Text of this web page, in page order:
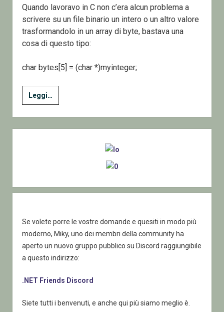
e
convertire
un
numero
stringa
Quando lavoravo in C non c’era alcun problema a
scrivere su un file binario un intero o un altro valore
trasformandolo in un array di byte, bastava una
cosa di questo tipo:
char bytes[5] = (char *)myinteger;
Leggi…C#
Convertire
numeri
in
Se volete porre le vostre domande e quesiti in modo più
moderno, Miky, uno dei membri della community ha
aperto un nuovo gruppo pubblico su Discord raggiungibile
a questo indirizzo:
.NET Friends Discord
Siete tutti i benvenuti, e anche qui più siamo meglio è.